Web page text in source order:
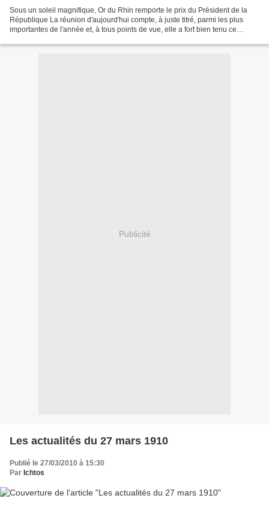
Sous un soleil magnifique, Or du Rhin remporte le prix du Président de la
République La réunion d'aujourd'hui compte, à juste titré, parmi les plus
importantes de l'année et, à tous points de vue, elle a fort bien tenu ce
Publicité
Les actualités du 27 mars 1910
Publié le 27/03/2010 à 15:30
Par Ichtos